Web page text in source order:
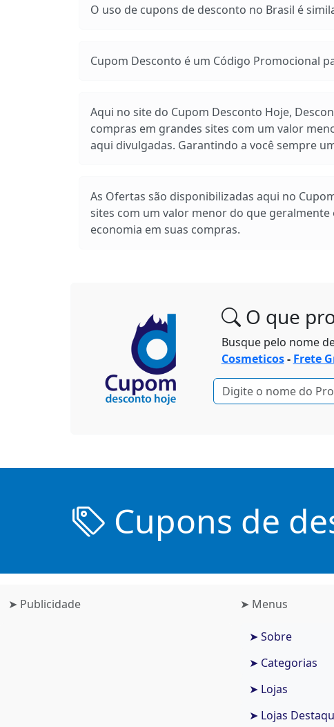
O uso de cupons de desconto no Brasil é
Cupom Desconto é um Código Promocional
Aqui no site do Cupom Desconto Hoje,
compras em grandes sites com um valor
aqui divulgadas. Garantindo a você sempre
As Ofertas são disponibilizadas aqui no
sites com um valor menor do que
economia em suas compras.
O que
Busque pelo nome
Cosmeticos- Frete
Cupons de
➤ Publicidade ➤ Menus
➤ Sobre
➤ Categorias
➤ Lojas
➤ Lojas